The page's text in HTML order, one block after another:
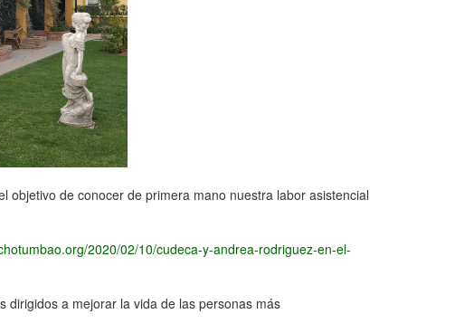
objetivo de conocer de primera mano nuestra labor asistencial
2020/02/10/cudeca-y-andrea-rodriguez-en-el-
dirigidos a mejorar la vida de las personas más